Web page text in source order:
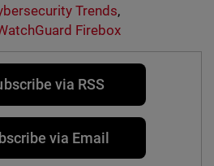
Trends,
Firebox
via RSS
via Email